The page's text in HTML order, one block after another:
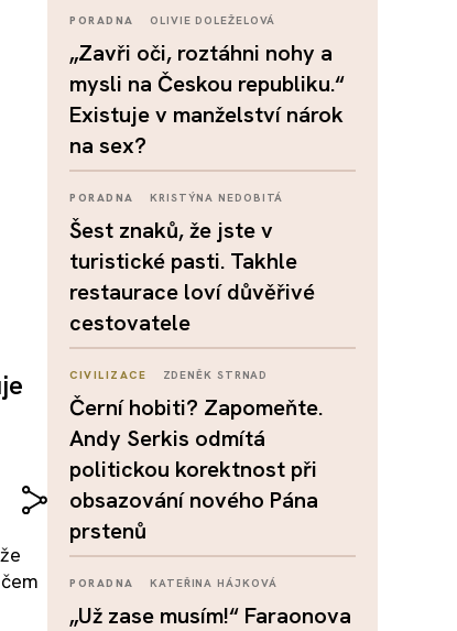
PORADNA OLIVIE DOLEŽELOVÁ
„Zavři oči, roztáhni nohy a
mysli na Českou republiku.“
Existuje v manželství nárok
na sex?
PORADNA KRISTÝNA NEDOBITÁ
Šest znaků, že jste v
turistické pasti. Takhle
restaurace loví důvěřivé
cestovatele
CIVILIZACE ZDENĚK STRNAD
Černí hobiti? Zapomeňte.
Andy Serkis odmítá
politickou korektnost při
obsazování nového Pána
prstenů
PORADNA KATEŘINA HÁJKOVÁ
„Už zase musím!“ Faraonova